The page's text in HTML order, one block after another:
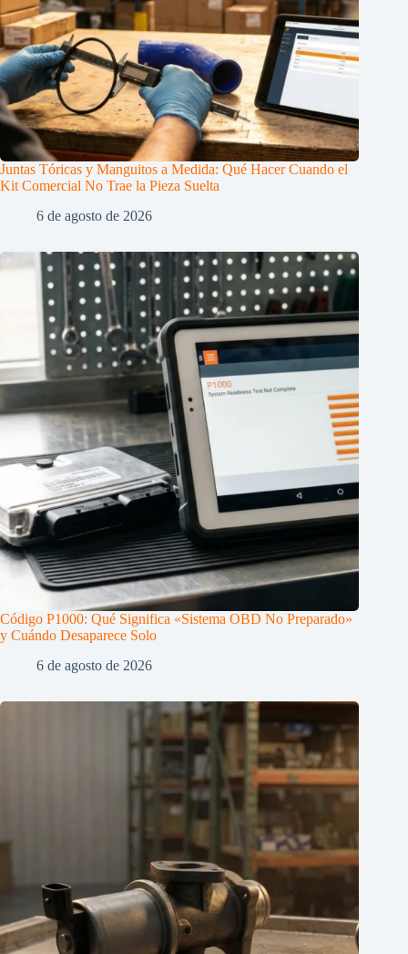
Juntas Tóricas y Manguitos a Medida: Qué Hacer Cuando el
Kit Comercial No Trae la Pieza Suelta
6 de agosto de 2026
Código P1000: Qué Significa «Sistema OBD No Preparado»
y Cuándo Desaparece Solo
6 de agosto de 2026